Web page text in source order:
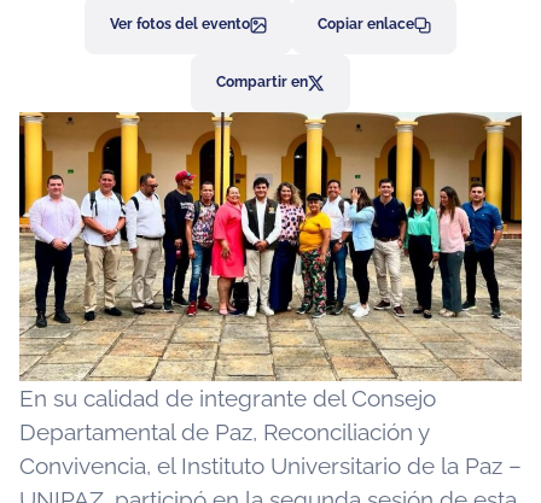
Ver fotos del evento Copiar enlace
Compartir en
En su calidad de integrante del Consejo
Departamental de Paz, Reconciliación y
Convivencia, el Instituto Universitario de la Paz –